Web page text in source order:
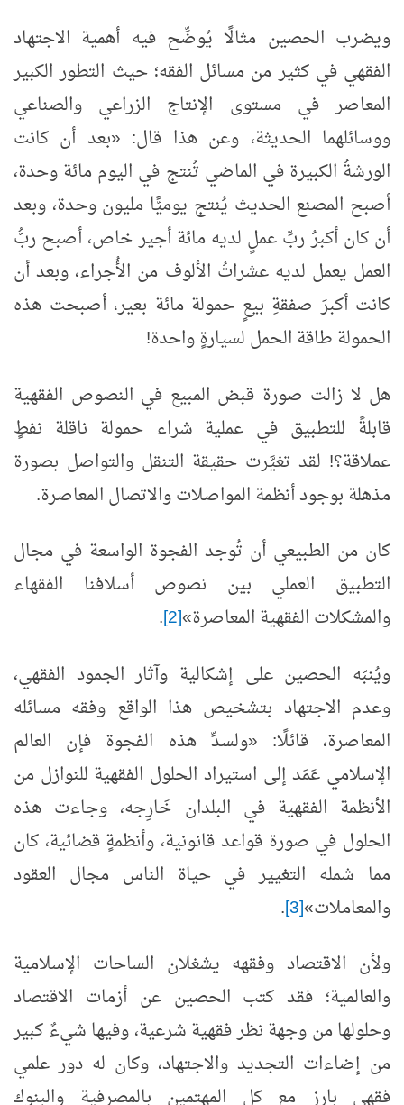
ويضرب الحصين مثالًا يُوضِّح فيه أهمية الاجتهاد
الفقهي في كثير من مسائل الفقه؛ حيث التطور الكبير
المعاصر في مستوى الإنتاج الزراعي والصناعي
ووسائلهما الحديثة، وعن هذا قال: «بعد أن كانت
الورشةُ الكبيرة في الماضي تُنتج في اليوم مائة وحدة،
أصبح المصنع الحديث يُنتج يوميًّا مليون وحدة، وبعد
أن كان أكبرُ ربِّ عملٍ لديه مائة أجير خاص، أصبح ربُّ
العمل يعمل لديه عشراتُ الألوف من الأُجراء، وبعد أن
كانت أكبرَ صفقةِ بيعٍ حمولة مائة بعير، أصبحت هذه
الحمولة طاقة الحمل لسيارةٍ واحدة!
هل لا زالت صورة قبض المبيع في النصوص الفقهية
قابلةً للتطبيق في عملية شراء حمولة ناقلة نفطٍ
عملاقة؟! لقد تغيَّرت حقيقة التنقل والتواصل بصورة
مذهلة بوجود أنظمة المواصلات والاتصال المعاصرة.
كان من الطبيعي أن تُوجد الفجوة الواسعة في مجال
التطبيق العملي بين نصوص أسلافنا الفقهاء
والمشكلات الفقهية المعاصرة»[2]
.
ويُنبّه الحصين على إشكالية وآثار الجمود الفقهي،
وعدم الاجتهاد بتشخيص هذا الواقع وفقه مسائله
المعاصرة، قائلًا: «ولسدِّ هذه الفجوة فإن العالم
الإسلامي عَمَد إلى استيراد الحلول الفقهية للنوازل من
الأنظمة الفقهية في البلدان خَارِجه، وجاءت هذه
الحلول في صورة قواعد قانونية، وأنظمةٍ قضائية، كان
مما شمله التغيير في حياة الناس مجال العقود
والمعاملات»[3]
.
ولأن الاقتصاد وفقهه يشغلان الساحات الإسلامية
والعالمية؛ فقد كتب الحصين عن أزمات الاقتصاد
وحلولها من وجهة نظر فقهية شرعية، وفيها شيءٌ كبير
من إضاءات التجديد والاجتهاد، وكان له دور علمي
فقهي بارز مع كل المهتمين بالمصرفية والبنوك